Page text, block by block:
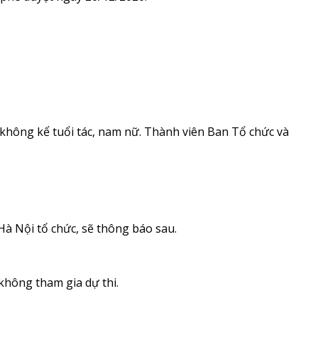
kể tuổi tác, nam nữ. Thành viên Ban Tổ chức và
Nội tổ chức, sẽ thông báo sau.
tham gia dự thi.